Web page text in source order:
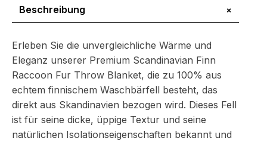
Fur
-
&
Elegant
Menge
Beschreibung +
Erleben Sie die unvergleichliche Wärme und
Eleganz unserer Premium Scandinavian Finn
Raccoon Fur Throw Blanket, die zu 100% aus
echtem finnischem Waschbärfell besteht, das
direkt aus Skandinavien bezogen wird. Dieses Fell
ist für seine dicke, üppige Textur und seine
natürlichen Isolationseigenschaften bekannt und